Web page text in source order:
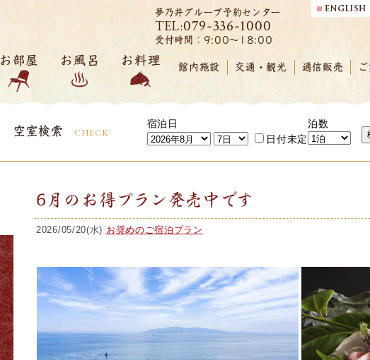
夢乃井グループ予約センター
TEL:079-336-1000
受付時間：9:00～18:00
お部屋 お風呂 お料理
館内施設 交通・観光 通信販売
空室検索 CHECK
宿泊日
日付未定
泊数
6月のお得プラン発売中です
2026/05/20(水) お奨めのご宿泊プラン